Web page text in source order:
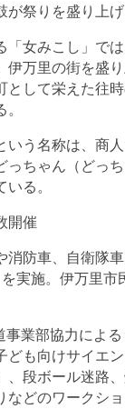
が祭りを盛り上
「女みこし」で
伊万里の街を盛
として栄えた往
いう名称は、商
っちゃん（どっ
る。
開催
消防車、自衛隊
実施。伊万里市
事業部協力によ
ども向けサイエ
、段ボール迷路
どのワークショ